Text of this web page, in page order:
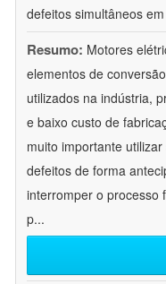
defeitos simultâneos
Resumo: Motores
elementos de
utilizados na indústria,
e baixo custo de
muito importante
defeitos de forma
interromper o processo
p...